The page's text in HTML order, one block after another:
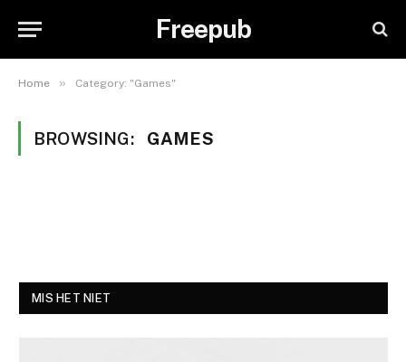
Freepub
Home » Category: "Games"
BROWSING: GAMES
MIS HET NIET